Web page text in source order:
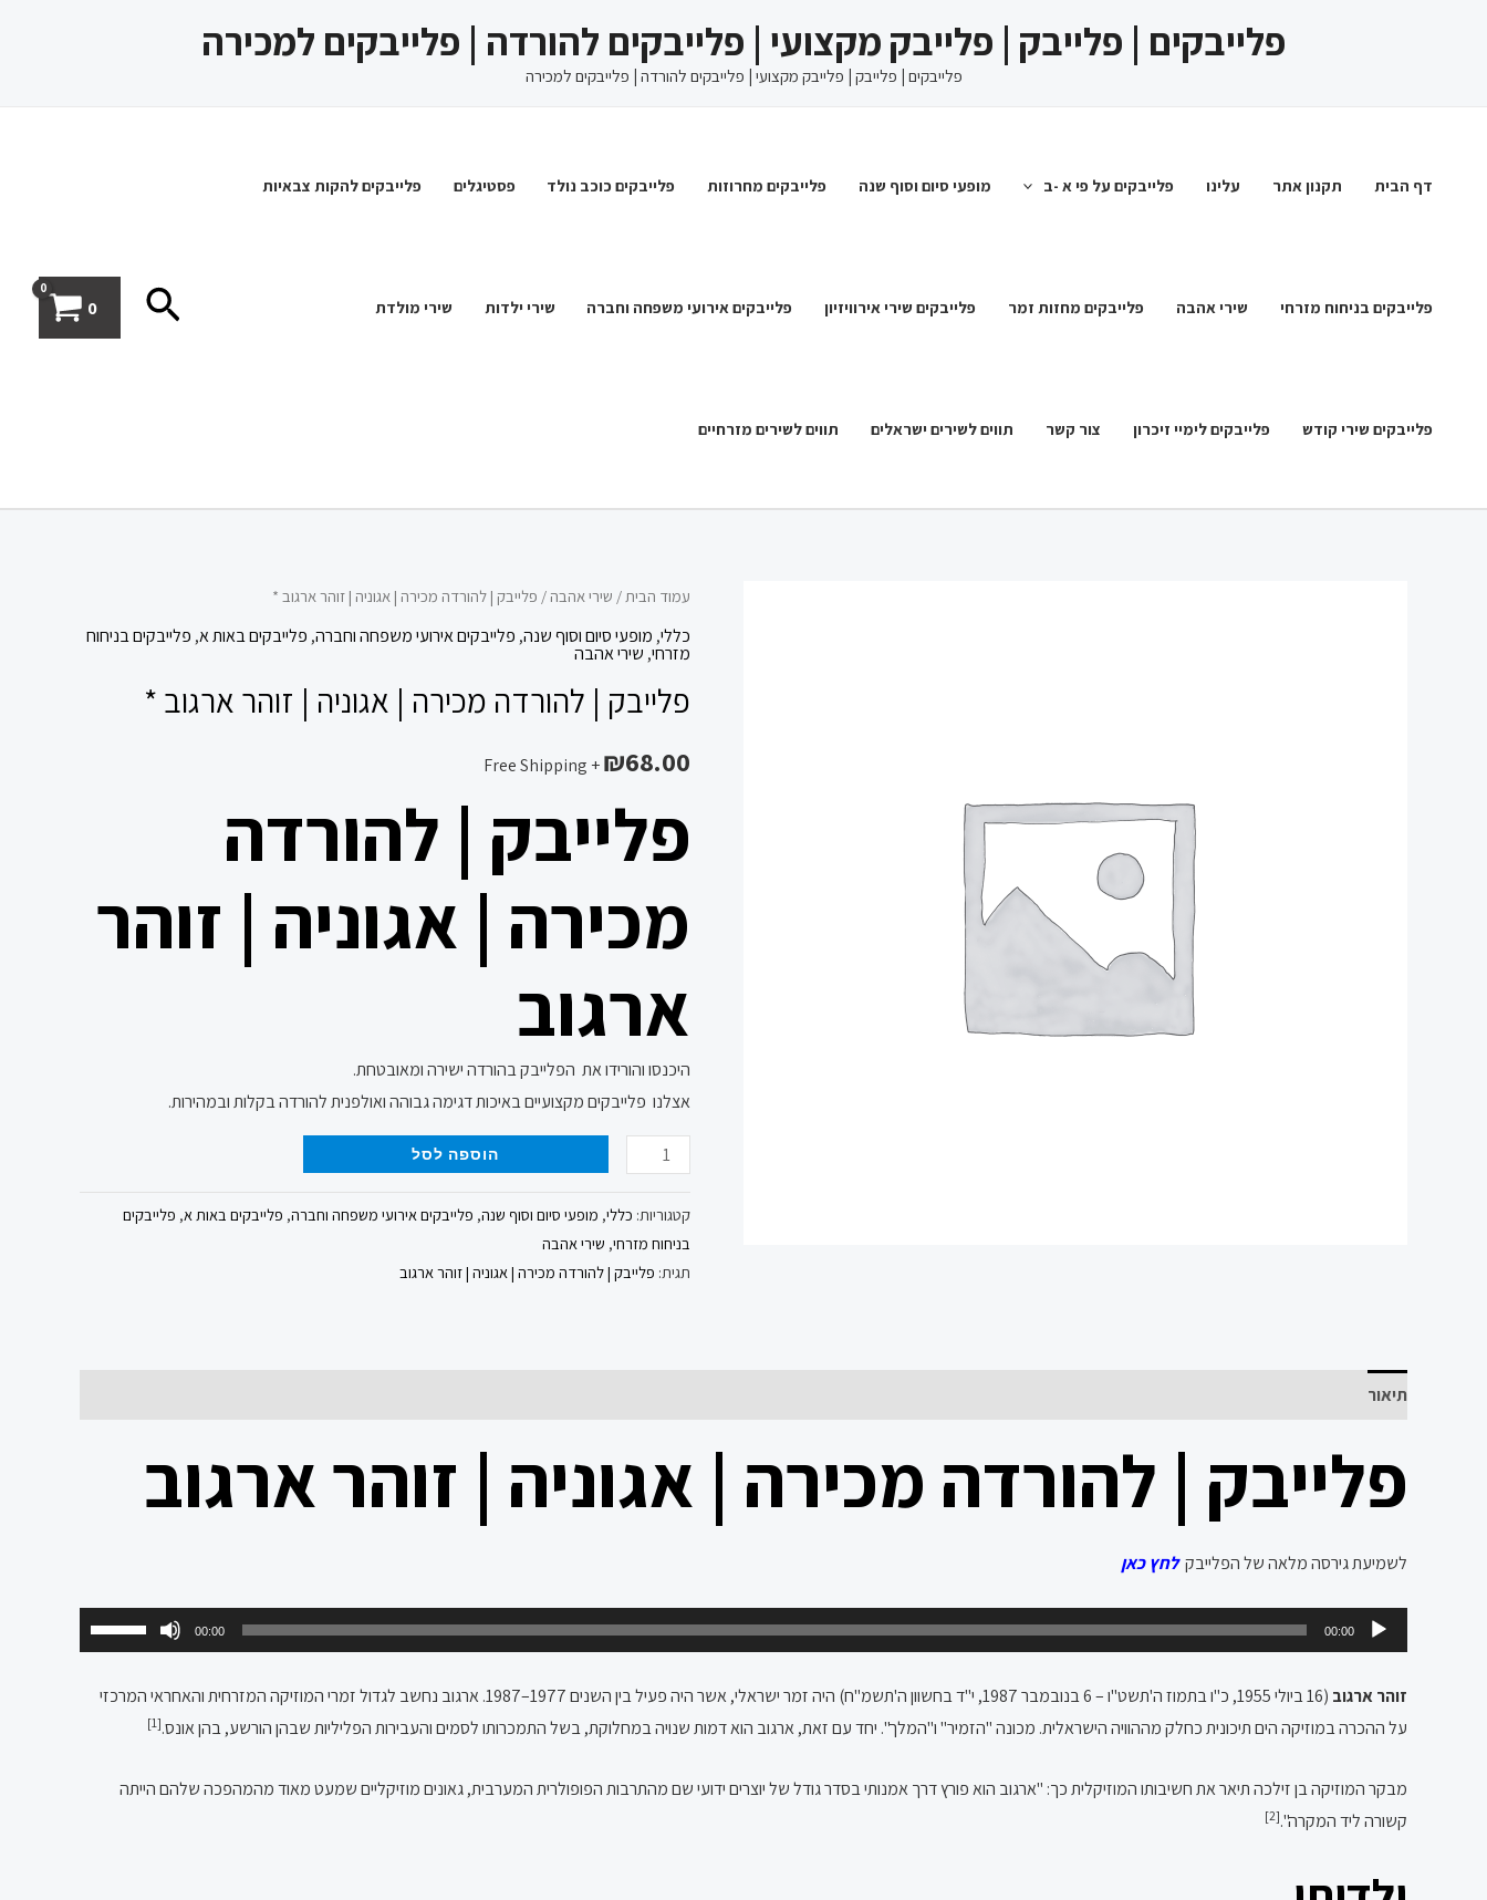
פלייבקים | פלייבק | פלייבק מקצועי | פלייבקים להורדה | פלייבקים למכירה
פלייבקים | פלייבק | פלייבק מקצועי | פלייבקים להורדה | פלייבקים למכירה
דף הבית תקנון אתר עלינו פלייבקים על פי א -ב מופעי סיום וסוף שנה פלייבקים מחרוזות פלייבקים כוכב נולד פסטיגלים פלייבקים להקות צבאיות
פלייבקים בניחוח מזרחי שירי אהבה פלייבקים מחזות זמר פלייבקים שירי אירוויזיון פלייבקים אירועי משפחה וחברה שירי ילדות שירי מולדת
פלייבקים שירי קודש פלייבקים לימיי זיכרון צור קשר תווים לשירים ישראלים תווים לשירים מזרחיים
חיפוש0
עמוד הבית/ שירי אהבה / פלייבק | להורדה מכירה | אגוניה | זוהר ארגוב *
כללי, מופעי סיום וסוף שנה, פלייבקים אירועי משפחה וחברה, פלייבקים באות א, פלייבקים בניחוח
מזרחי, שירי אהבה
פלייבק | להורדה מכירה | אגוניה | זוהר ארגוב *
₪68.00
+ Free Shipping
פלייבק | להורדה
מכירה | אגוניה | זוהר
ארגוב
היכנסו והורידו את הפלייבק בהורדה ישירה ומאובטחת.
אצלנו פלייבקים מקצועיים באיכות דגימה גבוהה ואולפנית להורדה בקלות ובמהירות.
כמות
של
פלייבק
|
מכירה
אגוניה
|
ארגוב
*
הוספה לסל
קטגוריות: כללי, מופעי סיום וסוף שנה, פלייבקים אירועי משפחה וחברה, פלייבקים באות א, פלייבקים
בניחוח מזרחי, שירי אהבה
תגית: פלייבק | להורדה מכירה | אגוניה | זוהר ארגוב
תיאור
פלייבק | להורדה מכירה | אגוניה | זוהר ארגוב
לשמיעת גירסה מלאה של הפלייבק לחץ כאן
אודיו
00:00
00:00
השתמש
במקש
זוהר ארגוב
(16 ביולי 1955, כ"ו בתמוז ה'תשט"ו – 6 בנובמבר 1987, י"ד בחשוון ה'תשמ"ח) היה זמר ישראלי, אשר היה פעיל בין השנים 1977–1987. ארגוב נחשב לגדול זמרי המוזיקה המזרחית והאחראי המרכזי
על ההכרה במוזיקה הים תיכונית כחלק מההוויה הישראלית. מכונה "הזמיר" ו"המלך". יחד עם זאת, ארגוב הוא דמות שנויה במחלוקת, בשל התמכרותו לסמים והעבירות הפליליות שבהן הורשע, בהן אונס.[1]
מבקר המוזיקה בן זילכה תיאר את חשיבותו המוזיקלית כך: "ארגוב הוא פורץ דרך אמנותי בסדר גודל של יוצרים ידועי שם מהתרבות הפופולרית המערבית, גאונים מוזיקליים שמעט מאוד מהמהפכה שלהם הייתה
קשורה ליד המקרה".[2]